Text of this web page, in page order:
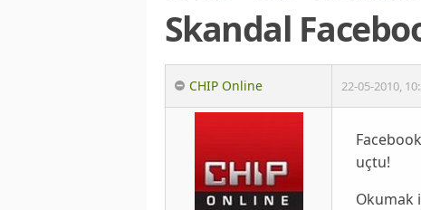
Skandal
CHIP Online 22-05-2010,
uçtu!
Okumak